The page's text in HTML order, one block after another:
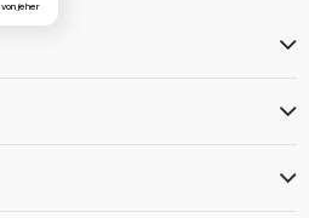
von jeher